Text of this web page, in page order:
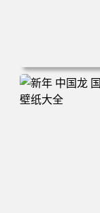
电脑壁纸 城市
下载 壁纸大全